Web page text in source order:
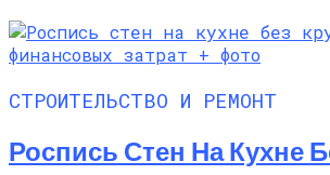
СТРОИТЕЛЬСТВО И РЕМОНТ
Роспись Стен На Кухне